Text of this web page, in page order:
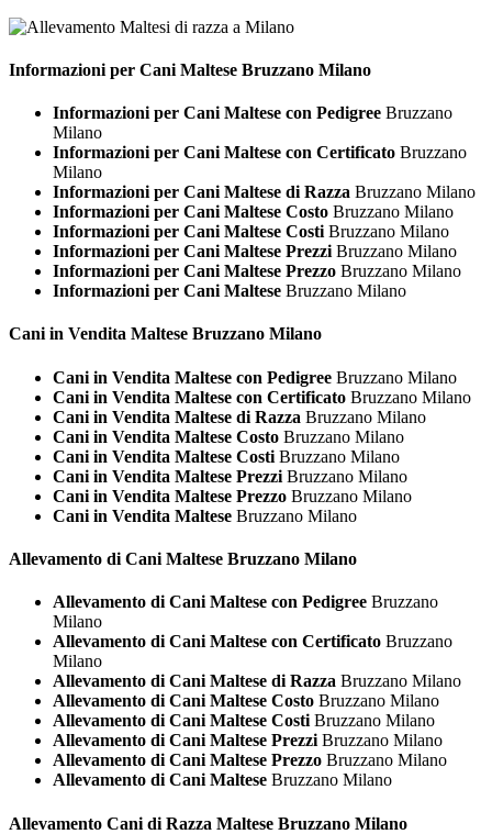
Informazioni per Cani Maltese Bruzzano Milano
Informazioni per Cani Maltese con Pedigree Bruzzano
Milano
Informazioni per Cani Maltese con Certificato Bruzzano
Milano
Informazioni per Cani Maltese di Razza Bruzzano Milano
Informazioni per Cani Maltese Costo Bruzzano Milano
Informazioni per Cani Maltese Costi Bruzzano Milano
Informazioni per Cani Maltese Prezzi Bruzzano Milano
Informazioni per Cani Maltese Prezzo Bruzzano Milano
Informazioni per Cani Maltese Bruzzano Milano
Cani in Vendita Maltese Bruzzano Milano
Cani in Vendita Maltese con Pedigree Bruzzano Milano
Cani in Vendita Maltese con Certificato Bruzzano Milano
Cani in Vendita Maltese di Razza Bruzzano Milano
Cani in Vendita Maltese Costo Bruzzano Milano
Cani in Vendita Maltese Costi Bruzzano Milano
Cani in Vendita Maltese Prezzi Bruzzano Milano
Cani in Vendita Maltese Prezzo Bruzzano Milano
Cani in Vendita Maltese Bruzzano Milano
Allevamento di Cani Maltese Bruzzano Milano
Allevamento di Cani Maltese con Pedigree Bruzzano
Milano
Allevamento di Cani Maltese con Certificato Bruzzano
Milano
Allevamento di Cani Maltese di Razza Bruzzano Milano
Allevamento di Cani Maltese Costo Bruzzano Milano
Allevamento di Cani Maltese Costi Bruzzano Milano
Allevamento di Cani Maltese Prezzi Bruzzano Milano
Allevamento di Cani Maltese Prezzo Bruzzano Milano
Allevamento di Cani Maltese Bruzzano Milano
Allevamento Cani di Razza Maltese Bruzzano Milano